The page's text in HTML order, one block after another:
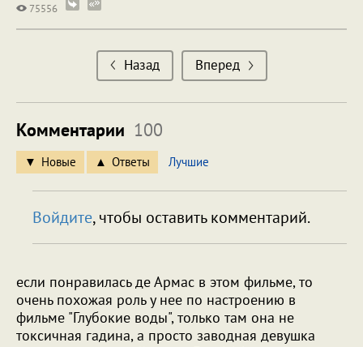
75556
Назад Вперед
Комментарии 100
Новые Ответы Лучшие
Войдите, чтобы оставить комментарий.
если понравилась де Армас в этом фильме, то
очень похожая роль у нее по настроению в
фильме "Глубокие воды", только там она не
токсичная гадина, а просто заводная девушка